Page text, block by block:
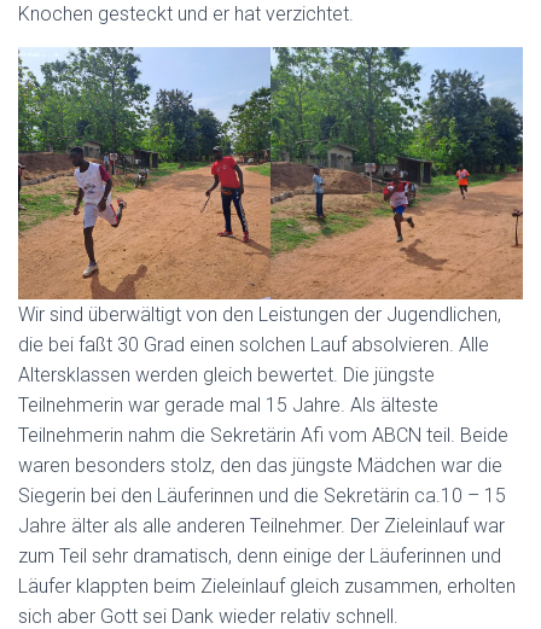
Knochen gesteckt und er hat verzichtet.
Wir sind überwältigt von den Leistungen der Jugendlichen,
die bei faßt 30 Grad einen solchen Lauf absolvieren. Alle
Altersklassen werden gleich bewertet. Die jüngste
Teilnehmerin war gerade mal 15 Jahre. Als älteste
Teilnehmerin nahm die Sekretärin Afi vom ABCN teil. Beide
waren besonders stolz, den das jüngste Mädchen war die
Siegerin bei den Läuferinnen und die Sekretärin ca.10 – 15
Jahre älter als alle anderen Teilnehmer. Der Zieleinlauf war
zum Teil sehr dramatisch, denn einige der Läuferinnen und
Läufer klappten beim Zieleinlauf gleich zusammen, erholten
sich aber Gott sei Dank wieder relativ schnell.